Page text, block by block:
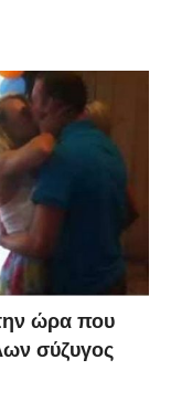
ώρα που
σύζυγος